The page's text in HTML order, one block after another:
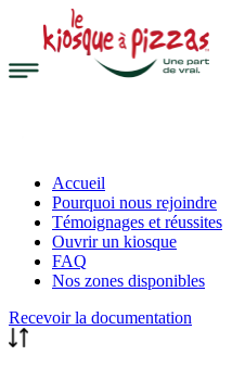
Accueil
Pourquoi nous rejoindre
Témoignages et réussites
Ouvrir un kiosque
FAQ
Nos zones disponibles
Recevoir la documentation